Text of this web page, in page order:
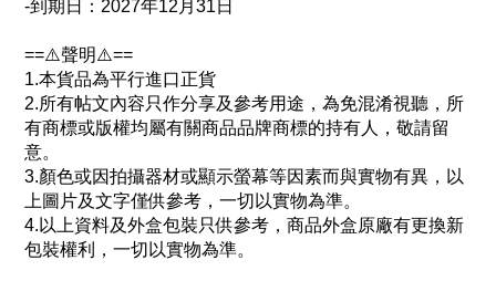
-到期日 ： 2027年12月31日
==⚠️聲明⚠️==
1.本貨品為平行進口正貨
2.所有帖文內容只作分享及參考用途，為免混淆視聽，所
有商標或版權均屬有關商品品牌商標的持有人，敬請留
意。
3.顏色或因拍攝器材或顯示螢幕等因素而與實物有異，以
上圖片及文字僅供參考，一切以實物為準。
4.以上資料及外盒包裝只供參考，商品外盒原廠有更換新
包裝權利，一切以實物為準。